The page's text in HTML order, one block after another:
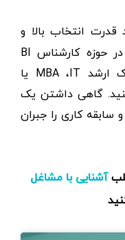
قدرت انتخاب بالا و
گزینه‌های بیشتری داشته باشید در حوزه کارشناس BI
داشته باشید، می‌توانید یک مدرک ارشد MBA ،IT یا
گاهی داشتن یک
سابقه کاری را جبران
آشنایی با مشاغل